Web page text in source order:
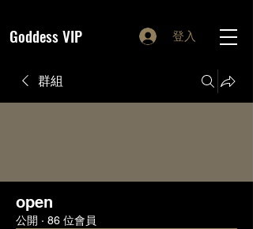
Goddess VIP 登入
群組
open
公開 · 86 位會員